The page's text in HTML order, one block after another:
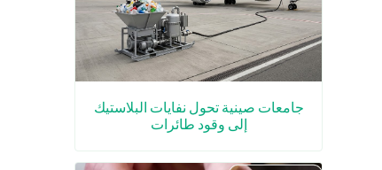
جامعات صينية تحول نفايات البلاستيك
إلى وقود طائرات